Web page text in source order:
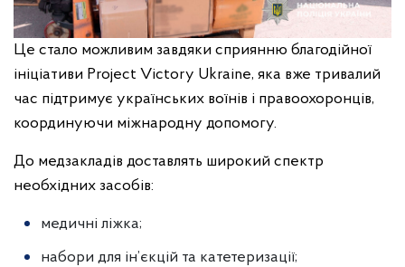
Це стало можливим завдяки сприянню благодійної
ініціативи Project Victory Ukraine, яка вже тривалий
час підтримує українських воїнів і правоохоронців,
координуючи міжнародну допомогу.
До медзакладів доставлять широкий спектр
необхідних засобів:
медичні ліжка;
набори для ін’єкцій та катетеризації;